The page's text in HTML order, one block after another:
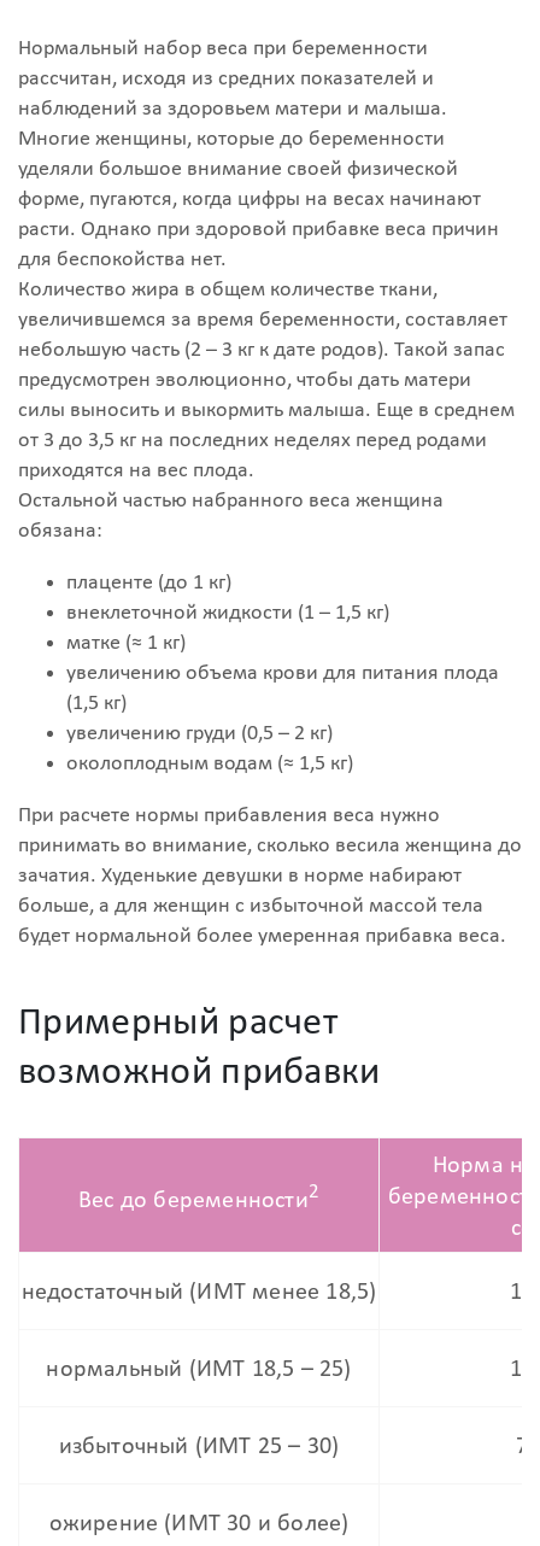
Нормальный набор веса при беременности
рассчитан, исходя из средних показателей и
наблюдений за здоровьем матери и малыша.
Многие женщины, которые до беременности
уделяли большое внимание своей физической
форме, пугаются, когда цифры на весах начинают
расти. Однако при здоровой прибавке веса причин
для беспокойства нет.
Количество жира в общем количестве ткани,
увеличившемся за время беременности, составляет
небольшую часть (2 – 3 кг к дате родов). Такой запас
предусмотрен эволюционно, чтобы дать матери
силы выносить и выкормить малыша. Еще в среднем
от 3 до 3,5 кг на последних неделях перед родами
приходятся на вес плода.
Остальной частью набранного веса женщина
обязана:
плаценте (до 1 кг)
внеклеточной жидкости (1 – 1,5 кг)
матке (≈ 1 кг)
увеличению объема крови для питания плода
(1,5 кг)
увеличению груди (0,5 – 2 кг)
околоплодным водам (≈ 1,5 кг)
При расчете нормы прибавления веса нужно
принимать во внимание, сколько весила женщина до
зачатия. Худенькие девушки в норме набирают
больше, а для женщин с избыточной массой тела
будет нормальной более умеренная прибавка веса.
Примерный расчет
возможной прибавки
Вес до беременности2
Норма
недостаточный (ИМТ менее 18,5) 12
нормальный (ИМТ 18,5 – 25) 10
избыточный (ИМТ 25 – 30) 7
ожирение (ИМТ 30 и более)